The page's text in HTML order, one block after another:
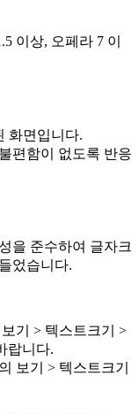
이상, 오페라 7 이
화면입니다.
편함이 없도록 반응
을 준수하여 글자크
었습니다.
기 > 텍스트크기 >
랍니다.
보기 > 텍스트크기